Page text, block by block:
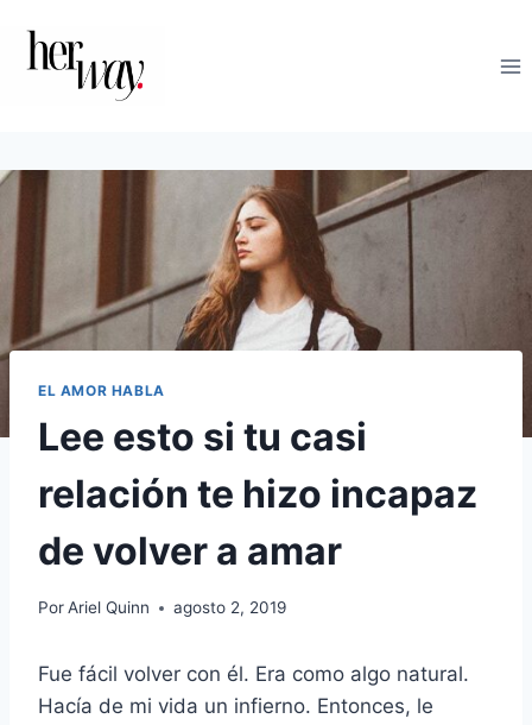
contenido
EL AMOR HABLA
Lee esto si tu casi
relación te hizo incapaz
de volver a amar
PorAriel Quinn agosto 2, 2019
Fue fácil volver con él. Era como algo natural.
Hacía de mi vida un infierno. Entonces, le